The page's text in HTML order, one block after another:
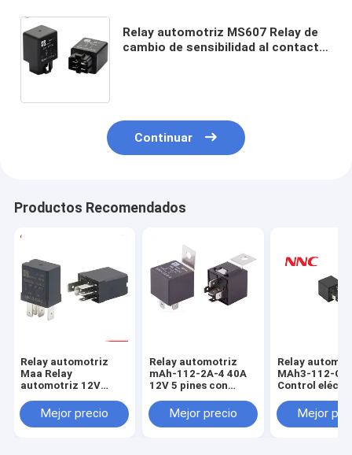
Relay automotriz MS607 Relay de
cambio de sensibilidad al contacto
Continuar
Productos Recomendados
Relay automotriz
Maa Relay
automotriz 12V
QC montado
Mejor precio
Relay automotriz
mAh-112-2A-4 40A
12V 5 pines con
de plata Relay
automático
Mejor precio
Relay
MAh3-112-C-
Control
tipo sellado
automóvil y
Mejor